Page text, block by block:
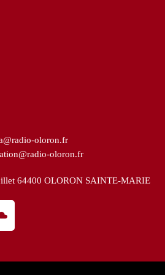
oloron.fr
oloron.fr
64400 OLORON SAINTE-MARIE